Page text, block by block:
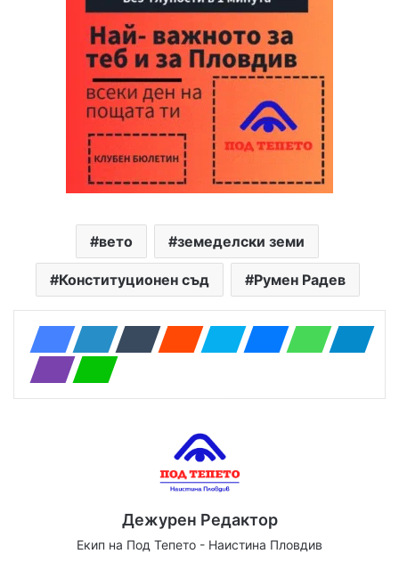
вето земеделски земи
Конституционен съд Румен Радев
Дежурен Редактор
Екип на Под Тепето - Наистина Пловдив